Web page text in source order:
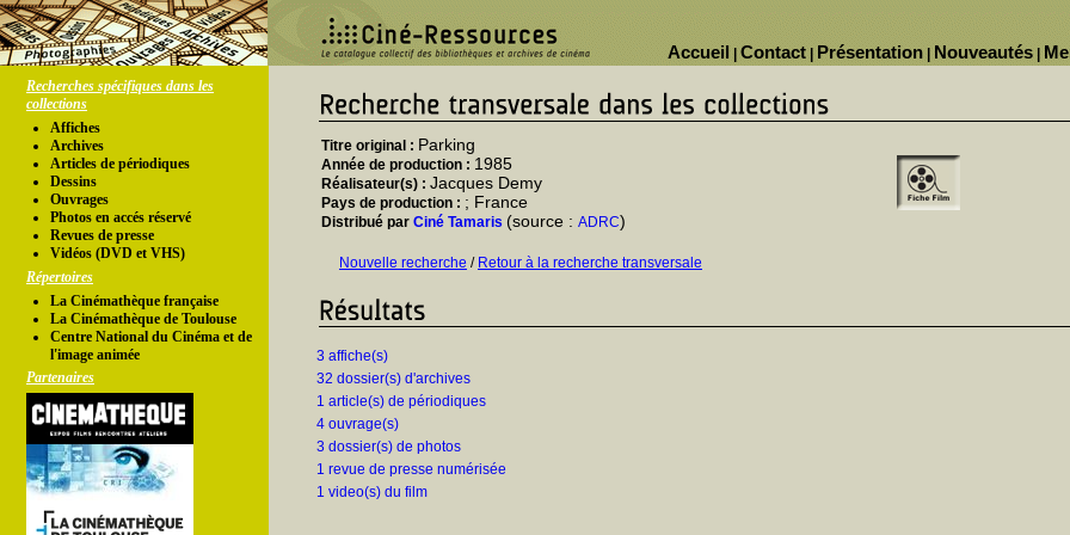
Nouveautés
Présentation
Contact
Accueil
Recherches spécifiques dans les
collections
Affiches
Archives
Articles de périodiques
Dessins
Ouvrages
Photos en accés réservé
Revues de presse
Vidéos (DVD et VHS)
Répertoires
La Cinémathèque française
La Cinémathèque de Toulouse
Centre National du Cinéma et de
l'image animée
Partenaires
Titre original : Parking
Année de production : 1985
Réalisateur(s) : Jacques Demy
Pays de production : ; France
Distribué par Ciné Tamaris (source : ADRC)
Nouvelle recherche / Retour à la recherche transversale
3 affiche(s)
32 dossier(s) d'archives
1 article(s) de périodiques
4 ouvrage(s)
3 dossier(s) de photos
1 revue de presse numérisée
1 video(s) du film